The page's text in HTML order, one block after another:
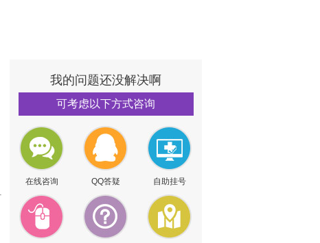
我的问题还没解决啊
可考虑以下方式咨询
在线咨询 QQ答疑 自助挂号